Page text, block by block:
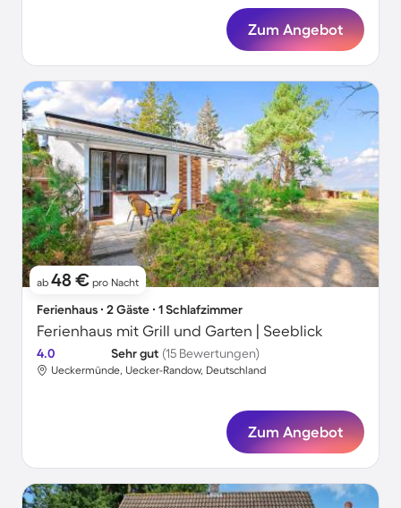
Zum Angebot
ab 48 € pro Nacht
Ferienhaus ∙ 2 Gäste ∙ 1 Schlafzimmer
Ferienhaus mit Grill und Garten | Seeblick
4.0 Sehr gut (15 Bewertungen)
Ueckermünde, Uecker-Randow, Deutschland
Zum Angebot